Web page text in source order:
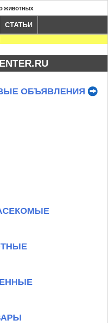
животных
СТАТЬИ
ОБЪЯВЛЕНИЯ